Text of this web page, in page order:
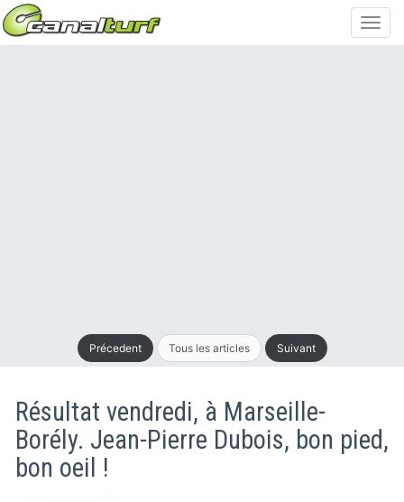
Précedent Tous les articles Suivant
Résultat vendredi, à Marseille-
Borély. Jean-Pierre Dubois, bon pied,
bon oeil !